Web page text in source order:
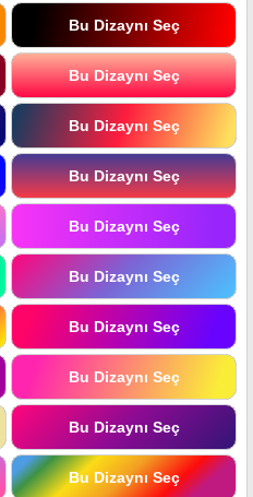
Bu Dizaynı Seç
Bu Dizaynı Seç
Bu Dizaynı Seç
Bu Dizaynı Seç
Bu Dizaynı Seç
Bu Dizaynı Seç
Bu Dizaynı Seç
Bu Dizaynı Seç
Bu Dizaynı Seç
Bu Dizaynı Seç